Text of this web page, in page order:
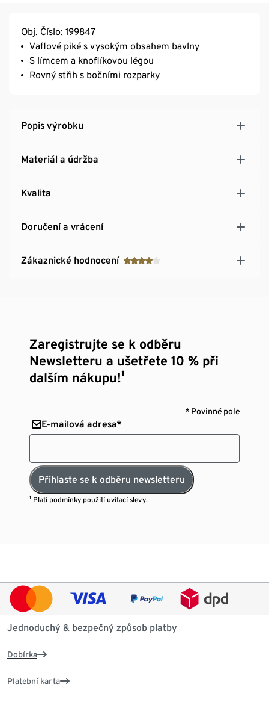
Obj. Číslo: 199847
Vaflové piké s vysokým obsahem bavlny
S límcem a knoflíkovou légou
Rovný střih s bočními rozparky
Popis výrobku
Materiál a údržba
Kvalita
Doručení a vrácení
Zákaznické hodnocení
Zaregistrujte se k odběru
Newsletteru a ušetřete 10 % při
dalším nákupu!¹
* Povinné pole
E-mailová adresa*
Přihlaste se k odběru newsletteru
¹ Platí podmínky použití uvítací slevy.
Jednoduchý & bezpečný způsob platby
Dobírka
Platební karta